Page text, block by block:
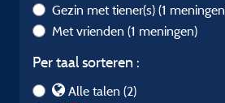
Gezin met tiener(s) (1
Met vrienden (1 meningen)
Per taal sorteren :
Alle talen (2)